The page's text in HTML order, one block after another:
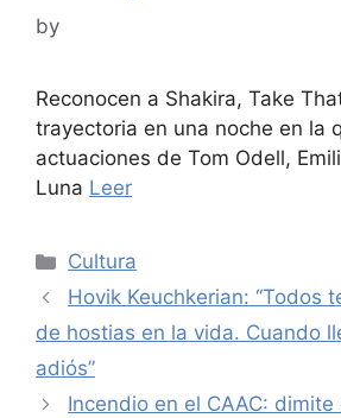
by
Reconocen a Shakira, Take
trayectoria en una noche en la
actuaciones de Tom Odell,
Luna Leer
Categories
Cultura
Hovik Keuchkerian: “Todos
de hostias en la vida. Cuando
adiós”
Incendio en el CAAC: dimite